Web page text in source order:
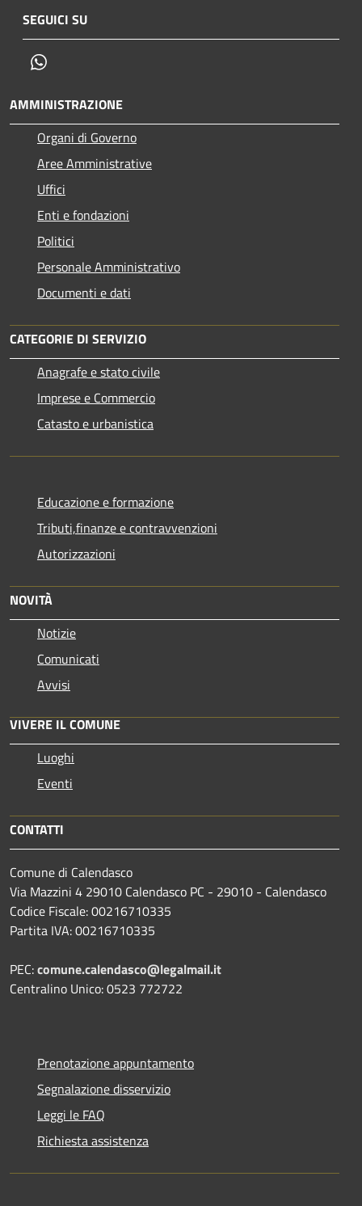
SEGUICI SU
AMMINISTRAZIONE
Organi di Governo
Aree Amministrative
Uffici
Enti e fondazioni
Politici
Personale Amministrativo
Documenti e dati
CATEGORIE DI SERVIZIO
Anagrafe e stato civile
Imprese e Commercio
Catasto e urbanistica
Educazione e formazione
Tributi,finanze e contravvenzioni
Autorizzazioni
NOVITÀ
Notizie
Comunicati
Avvisi
VIVERE IL COMUNE
Luoghi
Eventi
CONTATTI
Comune di Calendasco
Via Mazzini 4 29010 Calendasco PC - 29010 - Calendasco
Codice Fiscale: 00216710335
Partita IVA: 00216710335
PEC:comune.calendasco@legalmail.it
Centralino Unico: 0523 772722
Prenotazione appuntamento
Segnalazione disservizio
Leggi le FAQ
Richiesta assistenza